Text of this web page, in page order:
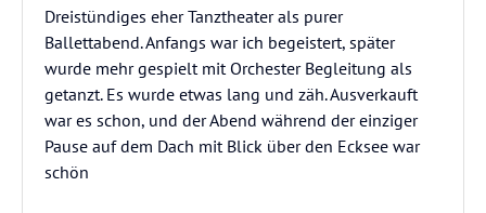
Dreistündiges eher Tanztheater als purer
Ballettabend. Anfangs war ich begeistert, später
wurde mehr gespielt mit Orchester Begleitung als
getanzt. Es wurde etwas lang und zäh. Ausverkauft
war es schon, und der Abend während der einziger
Pause auf dem Dach mit Blick über den Ecksee war
schön